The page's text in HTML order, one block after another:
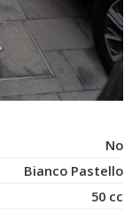
No
Bianco Pastello
50 cc